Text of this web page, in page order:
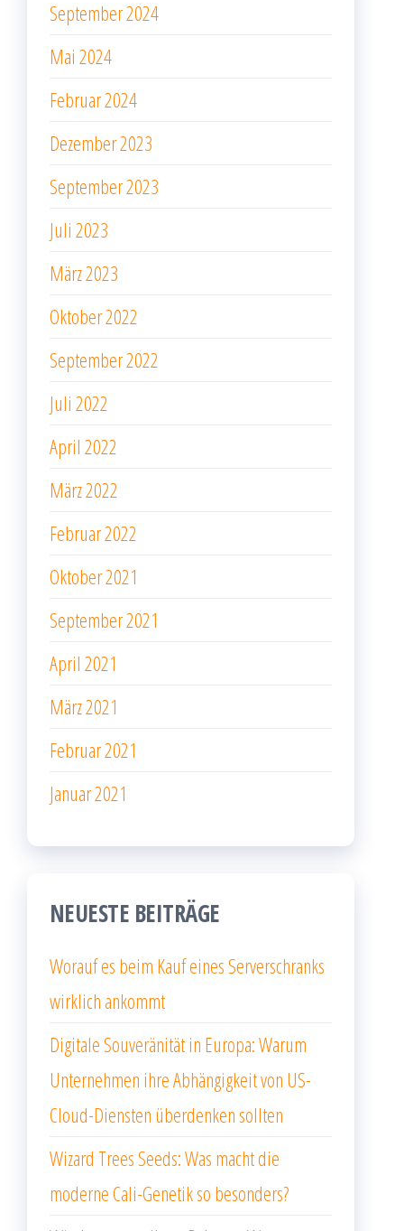
September 2024
Mai 2024
Februar 2024
Dezember 2023
September 2023
Juli 2023
März 2023
Oktober 2022
September 2022
Juli 2022
April 2022
März 2022
Februar 2022
Oktober 2021
September 2021
April 2021
März 2021
Februar 2021
Januar 2021
NEUESTE BEITRÄGE
Worauf es beim Kauf eines Serverschranks
wirklich ankommt
Digitale Souveränität in Europa: Warum
Unternehmen ihre Abhängigkeit von US-
Cloud-Diensten überdenken sollten
Wizard Trees Seeds: Was macht die
moderne Cali-Genetik so besonders?